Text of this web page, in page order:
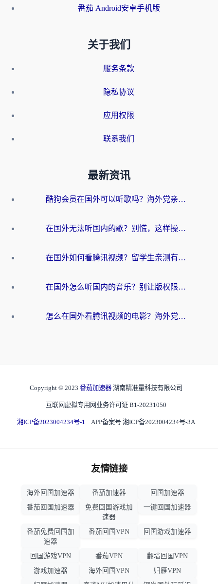
番茄 Android安卓手机版
关于我们
服务条款
隐私协议
应用权限
联系我们
最新资讯
酷狗会员在国外可以听歌吗？海外党亲测有效：3步解决音乐权限难题
在国外无法听国内的歌？别慌，这样操作就能畅听QQ音乐（附亲测加速器推荐）
在国外如何看腾讯视频？留学生亲测有效的回国加速方案
在国外怎么听国内的音乐？别让版权限制断了你的华语歌单
怎么在国外看腾讯视频的电影？海外党亲测有效的回国加速指南
Copyright © 2023 番茄加速器 湖南精准量科技有限公司
互联网虚拟专用网业务许可证 B1-20231050
湘ICP备2023004234号-1 APP备案号 湘ICP备2023004234号-3A
友情链接
海外回国加速器 番茄加速器
回国加速器
番茄回国加速器
免费回国游戏加
速器
一键回国加速器
番茄免费回国加
速器
番茄回国VPN 回国游戏加速器
回国游戏VPN 番茄VPN
翻墙回国VPN
游戏加速器
海外回国VPN
归雁VPN